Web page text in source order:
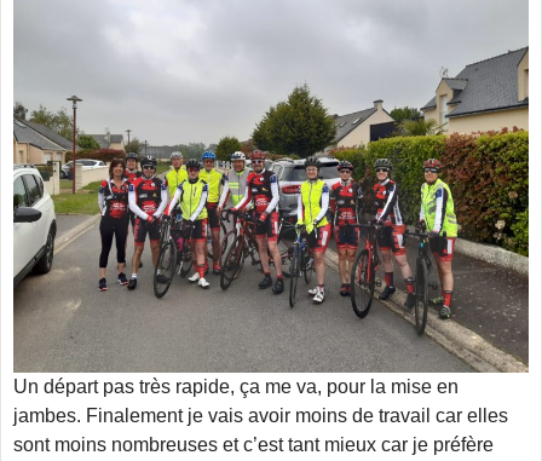
Un départ pas très rapide, ça me va, pour la mise en
jambes. Finalement je vais avoir moins de travail car elles
sont moins nombreuses et c’est tant mieux car je préfère